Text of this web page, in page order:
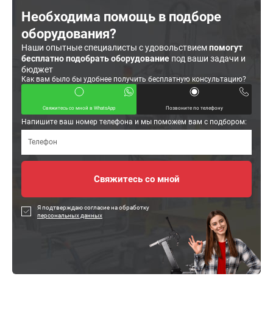
Необходима помощь в подборе
оборудования?
Наши опытные специалисты с удовольствиемпомогут
бесплатно подобрать оборудование под ваши задачи и
бюджет
Как вам было бы удобнее получить бесплатную консультацию?
Свяжитесь со мной в WhatsApp Позвоните по телефону
Напишите ваш номер телефона и мы поможем вам с подбором:
Я подтверждаю согласие на обработку
персональных данных